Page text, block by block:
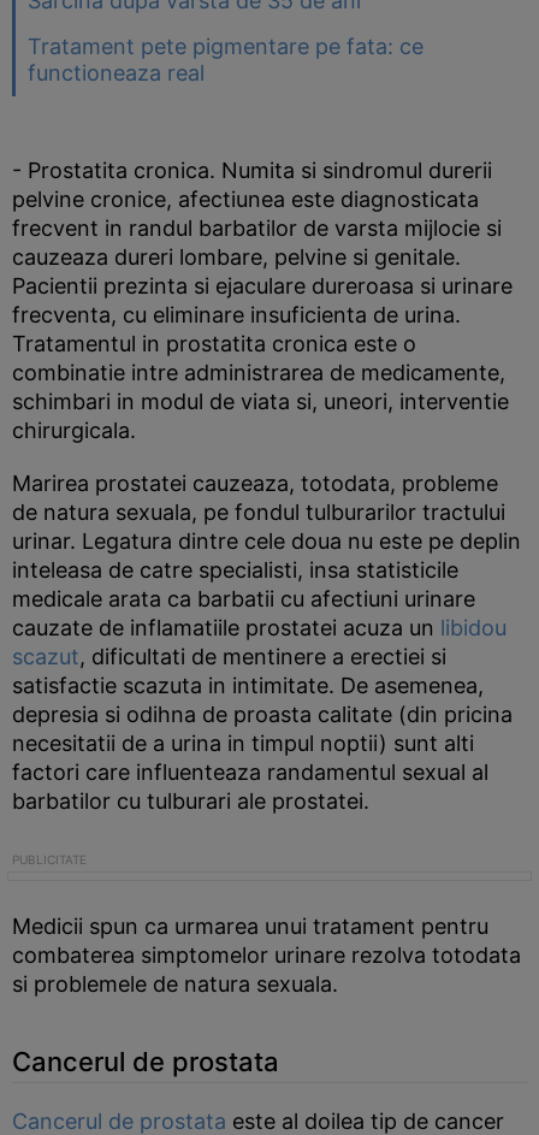
Tratament pete pigmentare pe fata: ce
functioneaza real
- Prostatita cronica. Numita si sindromul durerii
pelvine cronice, afectiunea este diagnosticata
frecvent in randul barbatilor de varsta mijlocie si
cauzeaza dureri lombare, pelvine si genitale.
Pacientii prezinta si ejaculare dureroasa si urinare
frecventa, cu eliminare insuficienta de urina.
Tratamentul in prostatita cronica este o
combinatie intre administrarea de medicamente,
schimbari in modul de viata si, uneori, interventie
chirurgicala.
Marirea prostatei cauzeaza, totodata, probleme
de natura sexuala, pe fondul tulburarilor tractului
urinar. Legatura dintre cele doua nu este pe deplin
inteleasa de catre specialisti, insa statisticile
medicale arata ca barbatii cu afectiuni urinare
cauzate de inflamatiile prostatei acuza un libidou
scazut, dificultati de mentinere a erectiei si
satisfactie scazuta in intimitate. De asemenea,
depresia si odihna de proasta calitate (din pricina
necesitatii de a urina in timpul noptii) sunt alti
factori care influenteaza randamentul sexual al
barbatilor cu tulburari ale prostatei.
Medicii spun ca urmarea unui tratament pentru
combaterea simptomelor urinare rezolva totodata
si problemele de natura sexuala.
Cancerul de prostata
Cancerul de prostata este al doilea tip de cancer